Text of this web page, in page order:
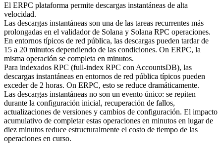
El ERPC plataforma permite descargas instantáneas de alta
velocidad.
Las descargas instantáneas son una de las tareas recurrentes más
prolongadas en el validador de Solana y Solana RPC operaciones.
En entornos típicos de red pública, las descargas pueden tardar de
15 a 20 minutos dependiendo de las condiciones. On ERPC, la
misma operación se completa en minutos.
Para indexados RPC (full-index RPC con AccountsDB), las
descargas instantáneas en entornos de red pública típicos pueden
exceder de 2 horas. On ERPC, esto se reduce dramáticamente.
Las descargas instantáneas no son un evento único: se repiten
durante la configuración inicial, recuperación de fallos,
actualizaciones de versiones y cambios de configuración. El impacto
acumulativo de completar estas operaciones en minutos en lugar de
diez minutos reduce estructuralmente el costo de tiempo de las
operaciones en curso.